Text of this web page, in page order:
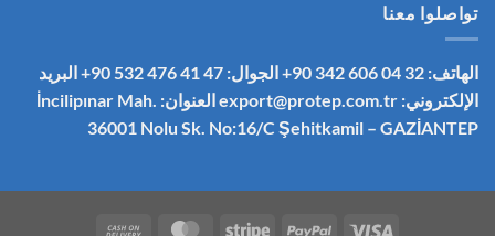
تواصلوا معنا
الهاتف: 32 04 606 342 90+ الجوال: 47 41 476 532 90+
البريد
الإلكتروني: export@protep.com.tr
العنوان: İncilipınar Mah.
36001 Nolu Sk. No:16/C Şehitkamil – GAZİANTEP